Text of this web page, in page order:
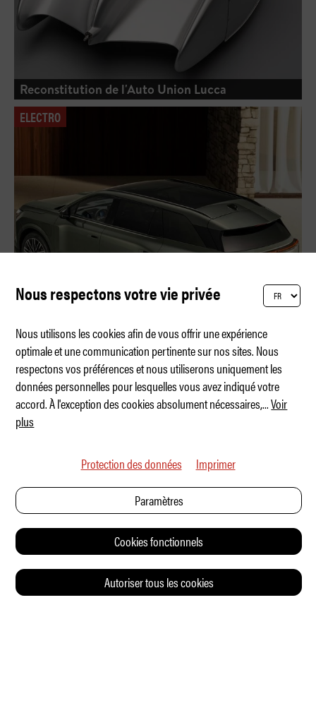
Reconstitution de l'Auto Union Lucca
ELECTRO
Lexus TZ – Monospace de luxe
Nous respectons votre vie privée
Nous utilisons les cookies afin de vous offrir une expérience
optimale et une communication pertinente sur nos sites. Nous
respectons vos préférences et nous utiliserons uniquement les
données personnelles pour lesquelles vous avez indiqué votre
accord. À l'exception des cookies absolument nécessaires,...Voir
plus
Protection des données Imprimer
Paramètres
Cookies fonctionnels
Autoriser tous les cookies